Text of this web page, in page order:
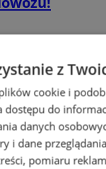
Orzeszu
z
cookie i
dostępu do
danych
i dane
pomiaru